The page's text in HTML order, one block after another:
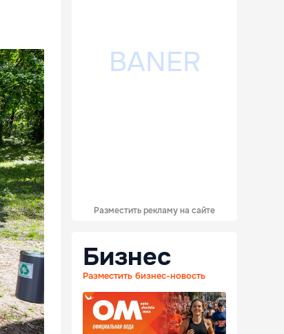
Разместить рекламу на сайте
Бизнес
Разместить бизнес-новость